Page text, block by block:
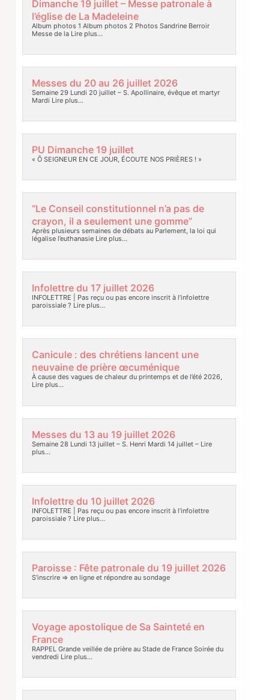
Dimanche 19 juillet – Messe patronale à
l’église de La Madeleine
Album photos 1 Album photos 2 Photos Sandrine Berroir
Messe de laLire plus…
Messes du 20 au 26 juillet 2026
Semaine 29 Lundi 20 juillet – S. Apollinaire, évêque et martyr
Mardi Lire plus…
PU Dimanche 19 juillet
« Ô SEIGNEUR EN CE JOUR, ÉCOUTE NOS PRIÈRES ! »
“Le Conseil constitutionnel n’a pas de
crayon, il a seulement une gomme”
Après plusieurs semaines de débats au Parlement, la loi qui
légalise l’euthanasieLire plus…
Infolettre du 17 juillet 2026
INFOLETTRE | Pas reçu ou pas encore inscrit à l’infolettre
paroissiale ? Lire plus…
Canicule : des chrétiens lancent une
neuvaine de prière œcuménique
À cause des vagues de chaleur du printemps et de l’été 2026,
Lire plus…
Messes du 13 au 19 juillet 2026
Semaine 28 Lundi 13 juillet – S. Henri Mardi 14 juillet –Lire
plus…
Infolettre du 10 juillet 2026
INFOLETTRE | Pas reçu ou pas encore inscrit à l’infolettre
paroissiale ? Lire plus…
Paroisse : Fête patronale du 19 juillet 2026
S’inscrire => en ligne et répondre au sondage
Voyage apostolique de Sa Sainteté en
France
RAPPEL Grande veillée de prière au Stade de France Soirée du
vendredi Lire plus…